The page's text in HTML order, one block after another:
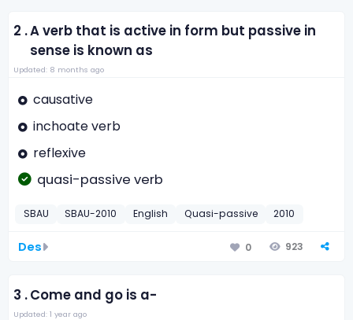
2 .A verb that is active in form but passive in
sense is known as
Updated: 8 months ago
causative
inchoate verb
reflexive
quasi-passive verb
SBAU SBAU-2010 English Quasi-passive 2010
Des 0 923
3 .Come and go is a-
Updated: 1 year ago